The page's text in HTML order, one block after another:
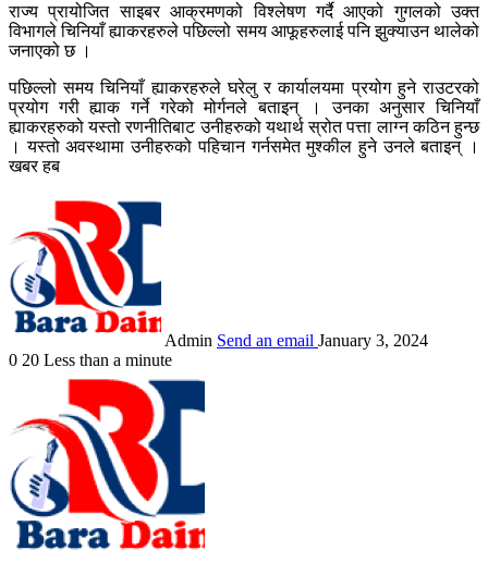
राज्य प्रायोजित साइबर आक्रमणको विश्लेषण गर्दै आएको गुगलको उक्त
विभागले चिनियाँ ह्याकरहरुले पछिल्लो समय आफूहरुलाई पनि झुक्याउन थालेको
जनाएको छ ।
पछिल्लो समय चिनियाँ ह्याकरहरुले घरेलु र कार्यालयमा प्रयोग हुने राउटरको
प्रयोग गरी ह्याक गर्ने गरेको मोर्गनले बताइन् । उनका अनुसार चिनियाँ
ह्याकरहरुको यस्तो रणनीतिबाट उनीहरुको यथार्थ स्रोत पत्ता लाग्न कठिन हुन्छ
। यस्तो अवस्थामा उनीहरुको पहिचान गर्नसमेत मुश्कील हुने उनले बताइन् ।
खबर हब
Admin Send an email January 3, 2024
0 20 Less than a minute